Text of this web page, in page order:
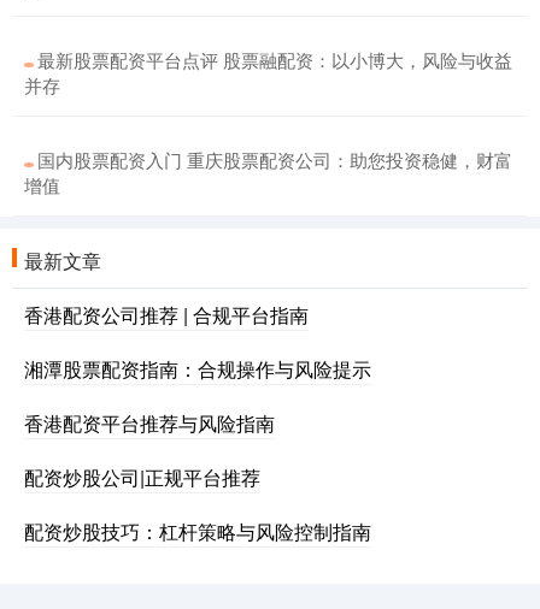
最新股票配资平台点评 股票融配资：以小博大，风险与收益
并存
国内股票配资入门 重庆股票配资公司：助您投资稳健，财富
增值
最新文章
香港配资公司推荐 | 合规平台指南
湘潭股票配资指南：合规操作与风险提示
香港配资平台推荐与风险指南
配资炒股公司|正规平台推荐
配资炒股技巧：杠杆策略与风险控制指南